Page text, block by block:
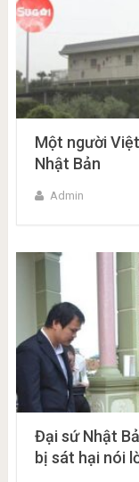
Một người
Nhật Bản
Admin
Đại sứ Nhật
bị sát hại nói